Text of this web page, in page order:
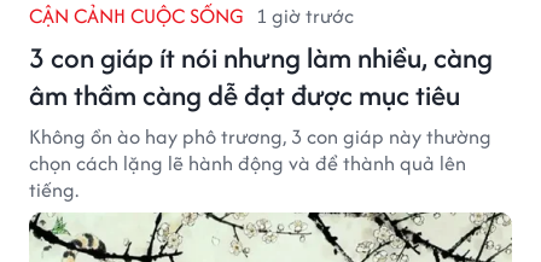
CẬN CẢNH CUỘC SỐNG 1 giờ trước
3 con giáp ít nói nhưng làm nhiều, càng
âm thầm càng dễ đạt được mục tiêu
Không ồn ào hay phô trương, 3 con giáp này thường
chọn cách lặng lẽ hành động và để thành quả lên
tiếng.